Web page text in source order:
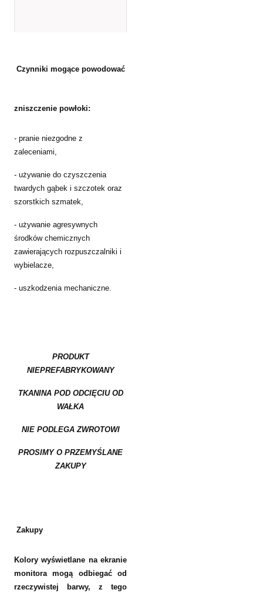
Czynniki mogące powodować
zniszczenie powłoki:
- pranie niezgodne z
zaleceniami,
- używanie do czyszczenia
twardych gąbek i szczotek oraz
szorstkich szmatek,
- używanie agresywnych
środków chemicznych
zawierających rozpuszczalniki i
wybielacze,
- uszkodzenia mechaniczne.
PRODUKT
NIEPREFABRYKOWANY
TKANINA POD ODCIĘCIU OD
WAŁKA
NIE PODLEGA ZWROTOWI
PROSIMY O PRZEMYŚLANE
ZAKUPY
Zakupy
Kolory wyświetlane na ekranie
monitora mogą odbiegać od
rzeczywistej barwy, z tego